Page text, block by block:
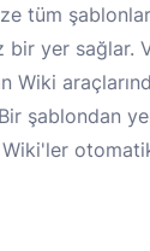
tüm
bir yer sağlar.
Wiki
şablondan